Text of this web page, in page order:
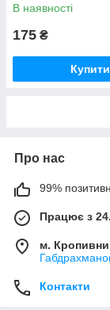
В наявності
175 ₴
Купити
Про нас
99%
Працює з
м.
Контакти